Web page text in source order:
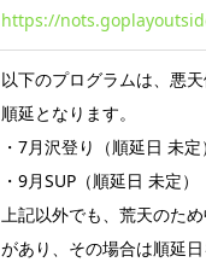
https://
以下のプログラムは、悪
順延となります。
・7月沢登り（順延日 未定）
・9月SUP（順延日 未定）
上記以外でも、荒天のた
があり、その場合は順延